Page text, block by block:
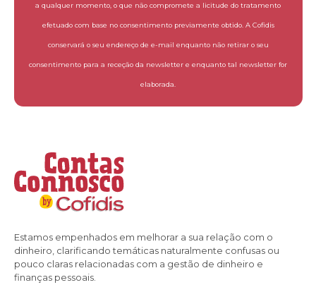
a qualquer momento, o que não compromete a licitude do tratamento
efetuado com base no consentimento previamente obtido. A Cofidis
conservará o seu endereço de e-mail enquanto não retirar o seu
consentimento para a receção da newsletter e enquanto tal newsletter for
elaborada.
Estamos empenhados em melhorar a sua relação com o
dinheiro, clarificando temáticas naturalmente confusas ou
pouco claras relacionadas com a gestão de dinheiro e
finanças pessoais.